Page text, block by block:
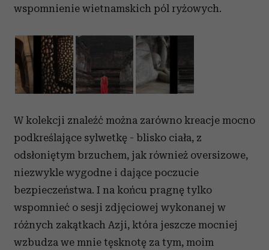
wspomnienie wietnamskich pól ryżowych.
W kolekcji znaleźć można zarówno kreacje mocno
podkreślające sylwetkę - blisko ciała, z
odsłoniętym brzuchem, jak również oversizowe,
niezwykle wygodne i dające poczucie
bezpieczeństwa. I na końcu pragnę tylko
wspomnieć o sesji zdjęciowej wykonanej w
różnych zakątkach Azji, która jeszcze mocniej
wzbudza we mnie tęsknotę za tym, moim